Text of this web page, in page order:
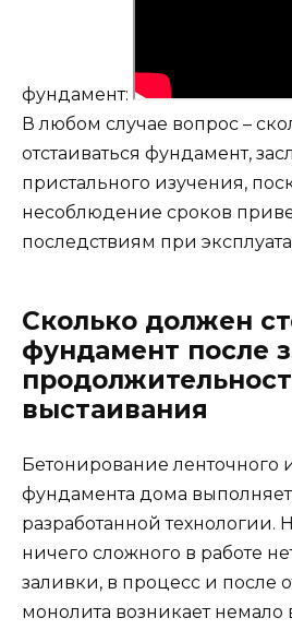
фундамент:
В любом случае вопрос –
отстаиваться фундамент,
пристального изучения,
несоблюдение сроков
последствиям при
Сколько должен
фундамент после
выстаивания
Бетонирование ленточного
фундамента дома
разработанной технологии.
ничего сложного в работе
заливки, в процесс и после
монолита возникает немало